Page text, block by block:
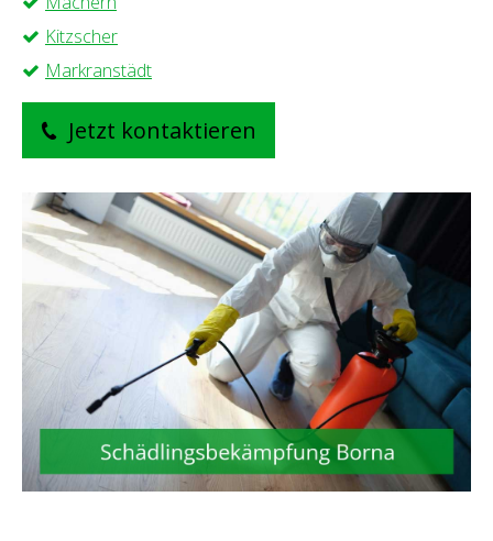
Kitzscher
Markranstädt
Jetzt kontaktieren